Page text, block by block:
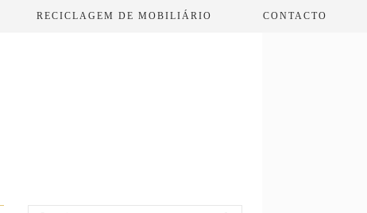
RECICLAGEM DE MOBILIÁRIO CONTACTO